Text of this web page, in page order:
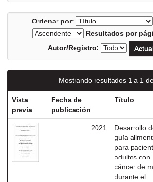
Ordenar por:
Resultados por
Autor/Registro:
Mostrando resultados 1 a 1
Vista
previa
Fecha de
publicación
Título
2021
Desarrollo
guía
para
adultos con
cáncer de
durante el